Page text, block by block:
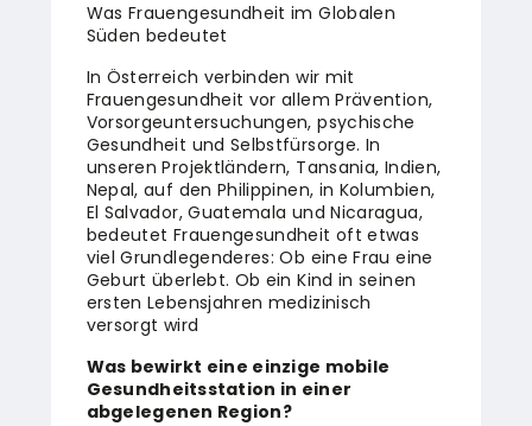
Was Frauengesundheit im Globalen
Süden bedeutet
In Österreich verbinden wir mit
Frauengesundheit vor allem Prävention,
Vorsorgeuntersuchungen, psychische
Gesundheit und Selbstfürsorge. In
unseren Projektländern, Tansania, Indien,
Nepal, auf den Philippinen, in Kolumbien,
El Salvador, Guatemala und Nicaragua,
bedeutet Frauengesundheit oft etwas
viel Grundlegenderes: Ob eine Frau eine
Geburt überlebt. Ob ein Kind in seinen
ersten Lebensjahren medizinisch
versorgt wird
Was bewirkt eine einzige mobile
Gesundheitsstation in einer
abgelegenen Region?